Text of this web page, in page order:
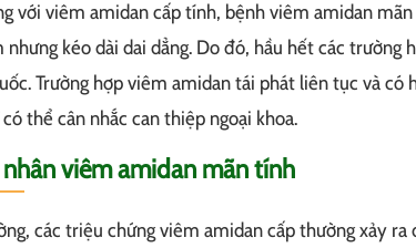
với viêm amidan cấp tính, bệnh viêm amidan
nhưng kéo dài dai dẳng. Do đó, hầu hết các trường
Trường hợp viêm amidan tái phát liên tục và có
có thể cân nhắc can thiệp ngoại khoa.
viêm amidan mãn tính
các triệu chứng viêm amidan cấp thường xảy ra